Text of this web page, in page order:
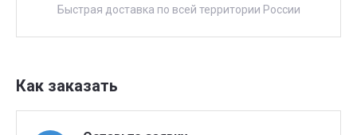
Быстрая доставка по всей территории России
Как заказать